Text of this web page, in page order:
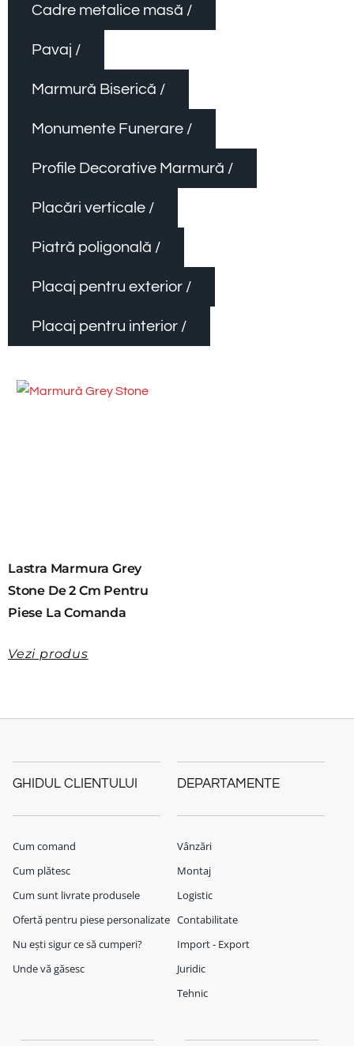
Cadre metalice masă /
Pavaj /
Marmură Biserică /
Monumente Funerare /
Profile Decorative Marmură /
Placări verticale /
Piatră poligonală /
Placaj pentru exterior /
Placaj pentru interior /
Lastra Marmura Grey
Stone De 2 Cm Pentru
Piese La Comanda
Vezi produs
GHIDUL CLIENTULUI
Cum comand
Cum plătesc
Cum sunt livrate produsele
Ofertă pentru piese personalizate
Nu ești sigur ce să cumperi?
Unde vă găsesc
DEPARTAMENTE
Vânzări
Montaj
Logistic
Contabilitate
Import - Export
Juridic
Tehnic